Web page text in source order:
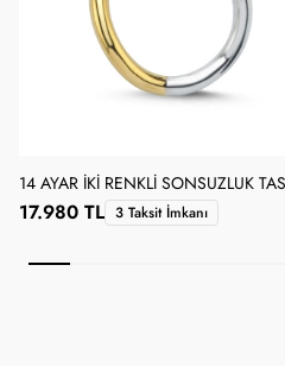
14 AYAR İKI RENKLI SONSUZLUK
17.980 TL 3 Taksit İmkanı